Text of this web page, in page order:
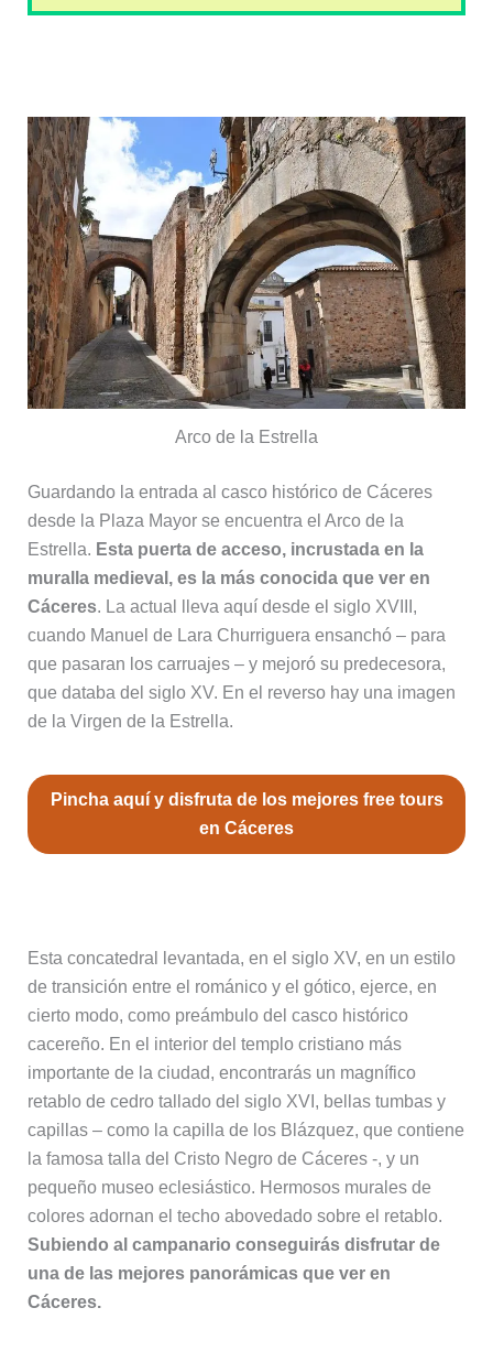
Arco de la Estrella
Guardando la entrada al casco histórico de Cáceres
desde la Plaza Mayor se encuentra el Arco de la
Estrella. Esta puerta de acceso, incrustada en la
muralla medieval, es la más conocida que ver en
Cáceres. La actual lleva aquí desde el siglo XVIII,
cuando Manuel de Lara Churriguera ensanchó – para
que pasaran los carruajes – y mejoró su predecesora,
que databa del siglo XV. En el reverso hay una imagen
de la Virgen de la Estrella.
Pincha aquí y disfruta de los mejores free tours
en Cáceres
Esta concatedral levantada, en el siglo XV, en un estilo
de transición entre el románico y el gótico, ejerce, en
cierto modo, como preámbulo del casco histórico
cacereño. En el interior del templo cristiano más
importante de la ciudad, encontrarás un magnífico
retablo de cedro tallado del siglo XVI, bellas tumbas y
capillas – como la capilla de los Blázquez, que contiene
la famosa talla del Cristo Negro de Cáceres -, y un
pequeño museo eclesiástico. Hermosos murales de
colores adornan el techo abovedado sobre el retablo.
Subiendo al campanario conseguirás disfrutar de
una de las mejores panorámicas que ver en
Cáceres.